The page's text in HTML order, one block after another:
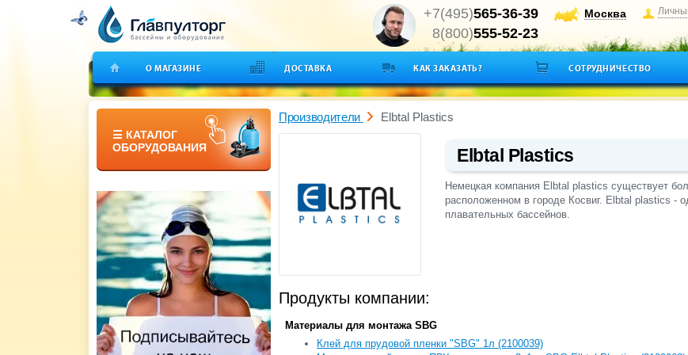
+7(495)565-36-39
8(800)555-52-23
Москва
О МАГАЗИНЕ ДОСТАВКА КАК ЗАКАЗАТЬ? СОТРУДНИЧЕСТВО
☰ КАТАЛОГ
ОБОРУДОВАНИЯ
Производители Elbtal Plastics
Elbtal Plastics
Немецкая компания Elbtal plastics существует
расположенном в городе Косвиг. Elbtal plastics -
плавательных бассейнов.
Продукты компании:
Материалы для монтажа SBG
Клей для прудовой пленки "SBG" 1л (2100039)